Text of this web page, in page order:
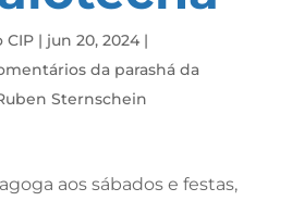
CIP| jun 20, 2024|
da parashá da
Sternschein
aos sábados e festas,